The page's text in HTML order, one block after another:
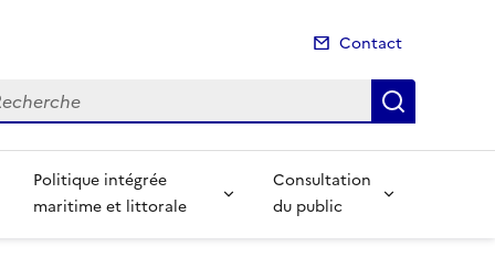
Contact
Politique intégrée
maritime et littorale
Consultation
du public